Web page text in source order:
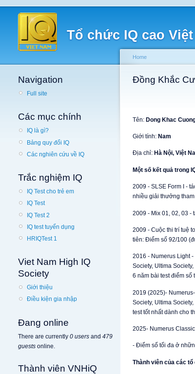
Tổ chức IQ cao Việt
Navigation
Full site
Các mục chính
IQ là gì?
Bảng quy đổi IQ
Các nghiên cứu về IQ
Trắc nghiệm IQ
IQ Test cho trẻ em
IQ Test
IQ Test 2
IQ test tuyển dụng
HRIQTest 1
Viet Nam High IQ
Society
Giới thiệu
Điều kiện gia nhập
Đang online
There are currently 0 users and 479
guests online.
Thành viên VNHiQ
Home
Đồng Khắc
Tên: Dong Khac
Giới tính: Nam
Địa chỉ: Hà Nội, Việt
Một số kết quả trong
2009 - SLSE Form I -
nhiều giải thưởng
2009 - Mix 01, 02, 03 -
2009 - Cuộc thi trí tuệ
tiên: Điểm số 92/100
2016 - Numerus Light
Society, Ultima
6 năm bài test điểm số
2019 (2025)-
Society, Ultima
test tốt nhất dành cho
2025- Numerus
- Điểm số tối đa ở
Thành viên của các